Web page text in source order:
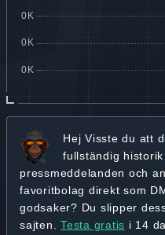
Hej Visste du att
fullständig historik
pressmeddelanden och
favoritbolag direkt som
godsaker? Du slipper
sajten. Testa gratis i 14